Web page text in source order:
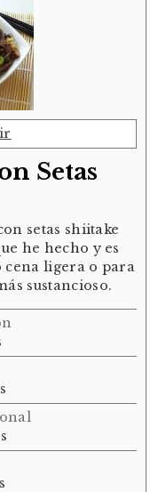
Setas
setas shiitake
he hecho y es
ligera o para
sustancioso.